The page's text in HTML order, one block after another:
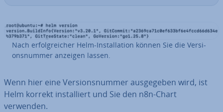
Nach er­folg­rei­cher Helm-In­stal­la­ti­on können Sie die Ver­si­
ons­num­mer anzeigen lassen.
Wenn hier eine Ver­si­ons­num­mer aus­ge­ge­ben wird, ist
Helm korrekt in­stal­liert und Sie den n8n-Chart
verwenden.